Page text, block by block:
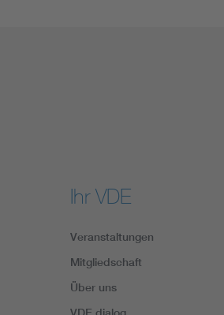
Ihr VDE
Veranstaltungen
Mitgliedschaft
Über uns